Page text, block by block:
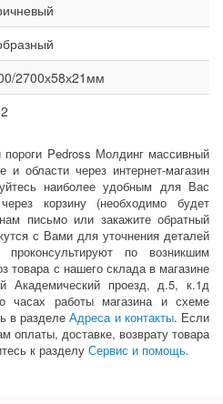
2700х58х21мм
Pedross Молдинг массивный
области через интернет-магазин
наиболее удобным для Вас
корзину (необходимо будет
письмо или закажите обратный
с Вами для уточнения деталей
по возникшим
товара с нашего склада в магазине
Академический проезд, д.5, к.1д
работы магазина и схеме
в разделеАдреса и контакты. Если
оплаты, доставке, возврату товара
к разделу Сервис и помощь.